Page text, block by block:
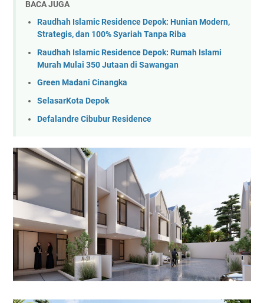
BACA JUGA
Raudhah Islamic Residence Depok: Hunian Modern,
Strategis, dan 100% Syariah Tanpa Riba
Raudhah Islamic Residence Depok: Rumah Islami
Murah Mulai 350 Jutaan di Sawangan
Green Madani Cinangka
SelasarKota Depok
Defalandre Cibubur Residence